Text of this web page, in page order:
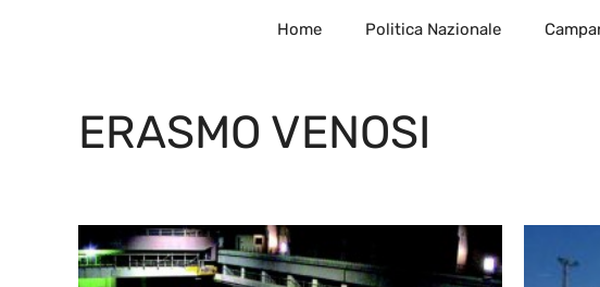
Home Politica Nazionale
ERASMO VENOSI